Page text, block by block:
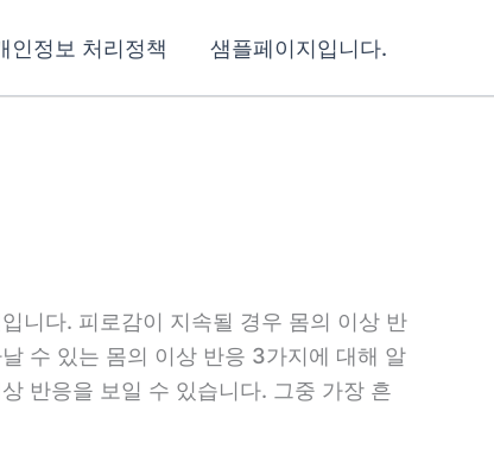
인정보 처리정책 샘플페이지입니다.
니다. 피로감이 지속될 경우 몸의 이상 반
수 있는 몸의 이상 반응 3가지에 대해 알
반응을 보일 수 있습니다. 그중 가장 흔